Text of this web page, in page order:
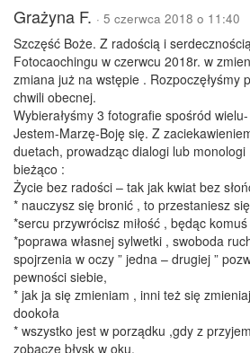
Grażyna F. · 5 czerwca 2018 o 11:40
Szczęść Boże. Z radością i
Fotocaochingu w czerwcu 2018r. w
zmiana już na wstępie . Rozpoczęłyśmy
chwili obecnej.
Wybierałyśmy 3 fotografie spośród
Jestem-Marzę-Boję się. Z
duetach, prowadząc dialogi lub monologi
bieżąco :
Życie bez radości – tak jak kwiat bez
* nauczysz się bronić , to przestaniesz
*sercu przywrócisz miłość , będąc
*poprawa własnej sylwetki , swoboda
spojrzenia w oczy ” jedna – drugiej ”
pewności siebie,
* jak ja się zmieniam , inni też się
dookoła
* wszystko jest w porządku ,gdy z
zobaczę błysk w oku,